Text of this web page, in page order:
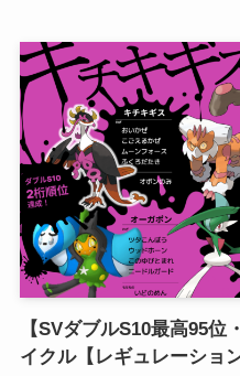
【SVダブルS10最高95
イクル【レギュレーション